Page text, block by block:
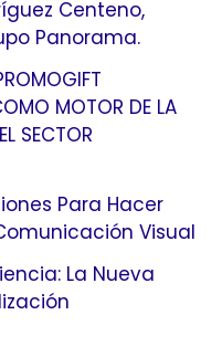
Centeno,
Panorama.
MOTOR DE LA
SECTOR
Para Hacer
Visual
La Nueva